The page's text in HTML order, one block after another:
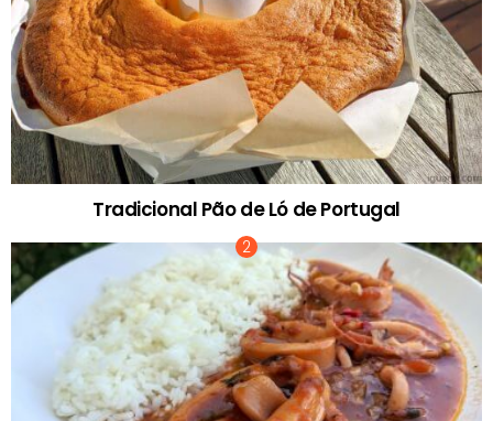
Tradicional Pão de Ló de Portugal